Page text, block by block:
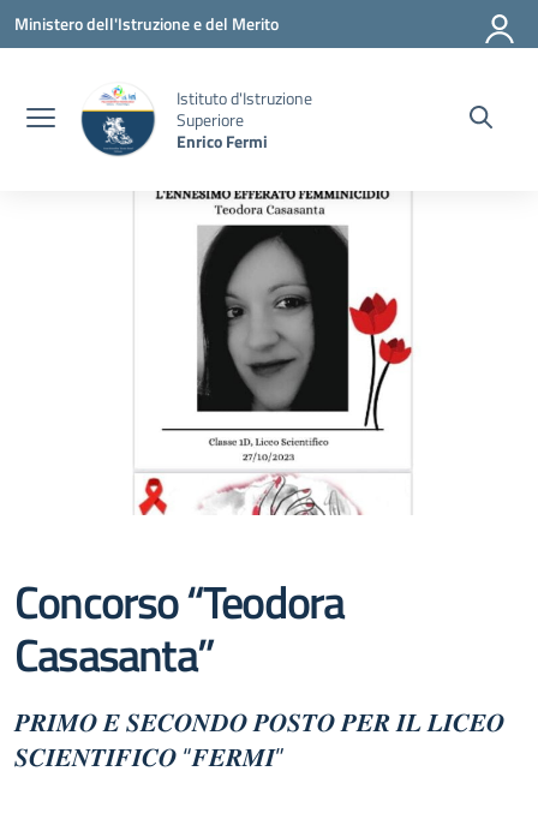
Vai ai contenuti
Vai al menu di navigazione
Vai al footer
Ministero dell'Istruzione e del Merito
Istituto d'Istruzione
Superiore
Enrico Fermi
Concorso “Teodora
Casasanta”
𝑷𝑹𝑰𝑴𝑶 𝑬 𝑺𝑬𝑪𝑶𝑵𝑫𝑶 𝑷𝑶𝑺𝑻𝑶 𝑷𝑬𝑹 𝑰𝑳 𝑳𝑰𝑪𝑬𝑶
𝑺𝑪𝑰𝑬𝑵𝑻𝑰𝑭𝑰𝑪𝑶 “𝑭𝑬𝑹𝑴𝑰”